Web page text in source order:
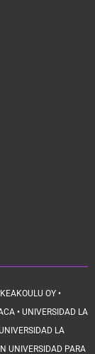
OY •
• UNIVERSIDAD LA
LA
UNIVERSIDAD PARA